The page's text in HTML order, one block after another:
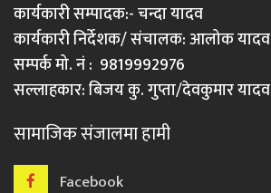
कार्यकारी सम्पादक:- चन्दा यादव
कार्यकारी निर्देशक/ संचालक: आलोक यादव
सम्पर्क मो. नं : 9819992976
सल्लाहकार: बिजय कु. गुप्ता/देवकुमार यादव
सामाजिक संजालमा हामी
Facebook